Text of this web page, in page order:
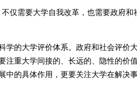
仅需要大学自我改革，也需要政府和
学的大学评价体系。政府和社会评价
注重大学间接的、长远的、隐性的价
中的具体作用，更要关注大学在解决